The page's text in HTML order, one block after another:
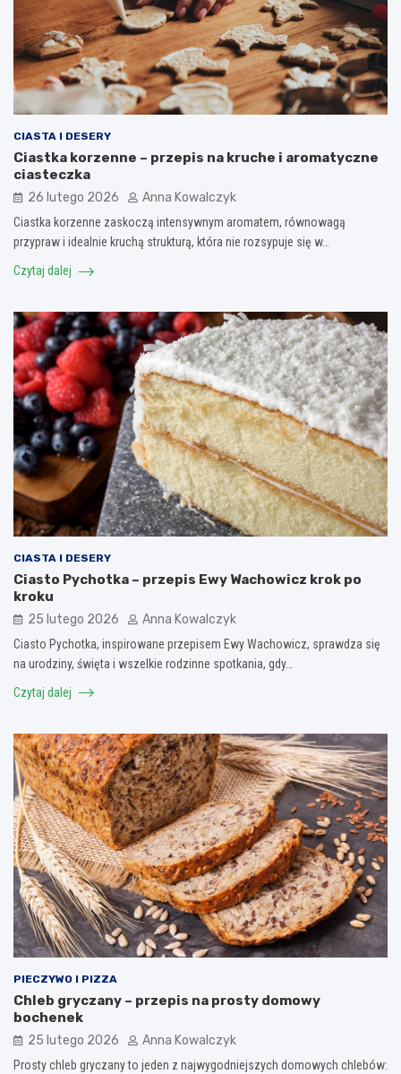
CIASTA I DESERY
Ciastka korzenne – przepis na kruche i aromatyczne
ciasteczka
26 lutego 2026 Anna Kowalczyk
Ciastka korzenne zaskoczą intensywnym aromatem, równowagą
przypraw i idealnie kruchą strukturą, która nie rozsypuje się w…
Czytaj dalej
CIASTA I DESERY
Ciasto Pychotka – przepis Ewy Wachowicz krok po
kroku
25 lutego 2026 Anna Kowalczyk
Ciasto Pychotka, inspirowane przepisem Ewy Wachowicz, sprawdza się
na urodziny, święta i wszelkie rodzinne spotkania, gdy…
Czytaj dalej
PIECZYWO I PIZZA
Chleb gryczany – przepis na prosty domowy
bochenek
25 lutego 2026 Anna Kowalczyk
Prosty chleb gryczany to jeden z najwygodniejszych domowych chlebów: